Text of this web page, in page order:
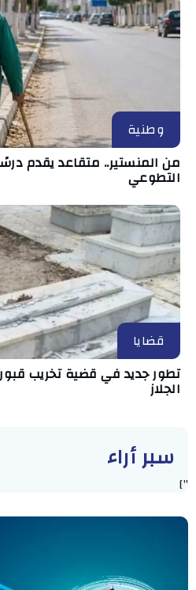
وطنية
من المنستير.. متقاعد يقدم
التطوعي
قضايا
تطور جديد في قضية تخريب
الجلاز
سبر أراء
"]